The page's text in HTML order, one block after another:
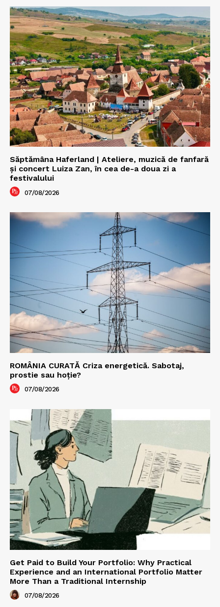
Săptămâna Haferland | Ateliere, muzică de fanfară
şi concert Luiza Zan, în cea de-a doua zi a
festivalului
07/08/2026
ROMÂNIA CURATĂ Criza energetică. Sabotaj,
prostie sau hoție?
07/08/2026
Get Paid to Build Your Portfolio: Why Practical
Experience and an International Portfolio Matter
More Than a Traditional Internship
07/08/2026